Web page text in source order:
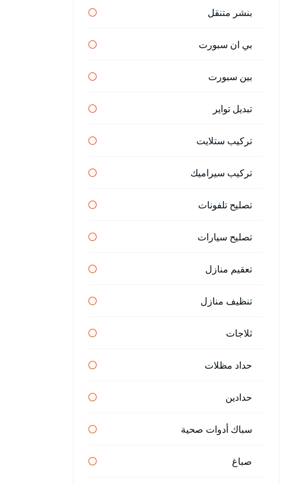
بنشر متنقل
بي ان سبورت
بين سبورت
تبديل تواير
تركيب ستلايت
تركيب سيراميك
تصليح تلفونات
تصليح سيارات
تعقيم منازل
تنظيف منازل
ثلاجات
حداد مظلات
حدادين
سباك أدوات صحية
صباغ